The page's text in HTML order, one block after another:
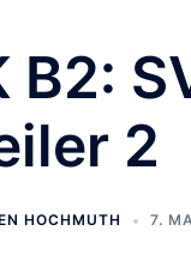
B2:
2
HOCHMUTH 7.